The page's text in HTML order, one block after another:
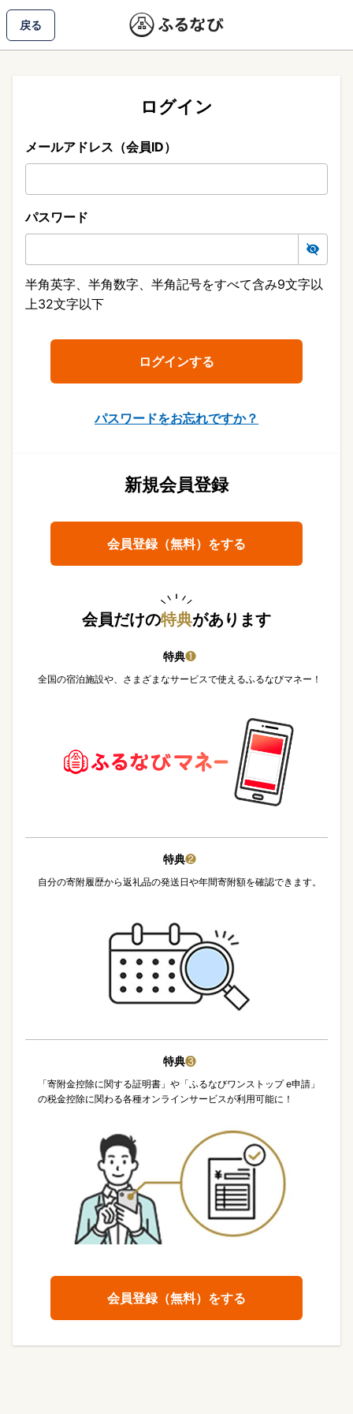
戻る
ログイン
メールアドレス（会員ID）
パスワード
半角英字、半角数字、半角記号をすべて含み9文字以
上32文字以下
パスワードをお忘れですか？
新規会員登録
会員登録（無料）をする
会員だけの特典があります
特典❶
全国の宿泊施設や、さまざまなサービスで使えるふるなびマネー！
特典❷
自分の寄附履歴から返礼品の発送日や年間寄附額を確認できます。
特典❸
「寄附金控除に関する証明書」や「ふるなびワンストップ e申請」
の税金控除に関わる各種オンラインサービスが利用可能に！
会員登録（無料）をする